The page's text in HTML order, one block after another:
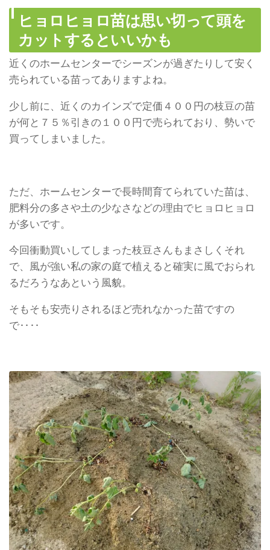
ヒョロヒョロ苗は思い切って頭を
カットするといいかも
近くのホームセンターでシーズンが過ぎたりして安く
売られている苗ってありますよね。
少し前に、近くのカインズで定価４００円の枝豆の苗
が何と７５％引きの１００円で売られており、勢いで
買ってしまいました。
ただ、ホームセンターで長時間育てられていた苗は、
肥料分の多さや土の少なさなどの理由でヒョロヒョロ
が多いです。
今回衝動買いしてしまった枝豆さんもまさしくそれ
で、風が強い私の家の庭で植えると確実に風でおられ
るだろうなあという風貌。
そもそも安売りされるほど売れなかった苗ですの
で‥‥